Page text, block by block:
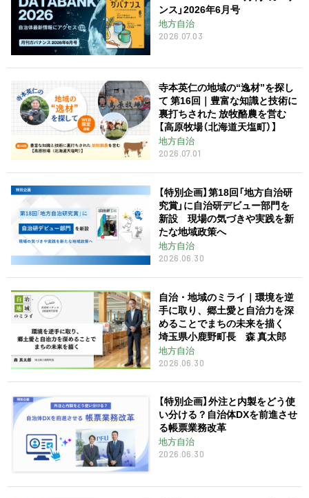
ンス」2026年6月号
地方自治
2026.07.03
寺本英仁の地域の“逸材”を探し
て 第16回｜豊富な知識と技術に
裏打ちされた 放牧酪農を営む
【高原牧場（北海道天塩町）】
地方自治
2026.07.01
【特別企画】第18回「地方自治研
究賞」に自治研デビュー部門を
新設 現場の気づきや実践を新
たな地域政策へ
地方自治
2026.06.30
自治・地域のミライ｜環境を逆
手に取り、郷土愛と自治力を深
めることでまちの未来を描く
埼玉県小鹿野町長 森 真太郎
地方自治
2026.06.30
【特別企画】外注と内製をどう使
い分ける？自治体DXを前進させ
る帳票業務改革
地方自治
2026.06.30